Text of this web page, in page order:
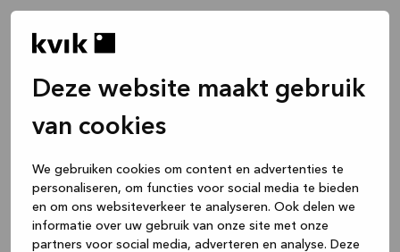
Deze website maakt gebruik
van cookies
We gebruiken cookies om content en advertenties te
personaliseren, om functies voor social media te bieden
en om ons websiteverkeer te analyseren. Ook delen we
informatie over uw gebruik van onze site met onze
partners voor social media, adverteren en analyse. Deze